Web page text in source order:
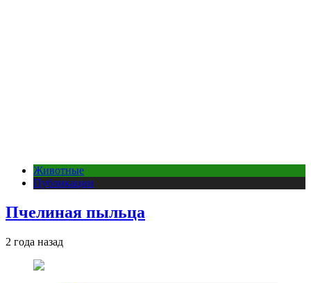
Животные
Публикации
Пчелиная пыльца
2 года назад